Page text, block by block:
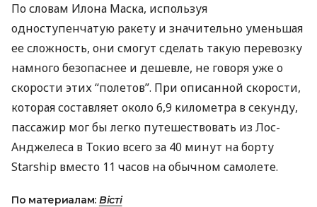
По словам Илона Маска, используя
одноступенчатую ракету и значительно уменьшая
ее сложность, они смогут сделать такую перевозку
намного безопаснее и дешевле, не говоря уже о
скорости этих “полетов”. При описанной скорости,
которая составляет около 6,9 километра в секунду,
пассажир мог бы легко путешествовать из Лос-
Анджелеса в Токио всего за 40 минут на борту
Starship вместо 11 часов на обычном самолете.
По материалам: Вісті